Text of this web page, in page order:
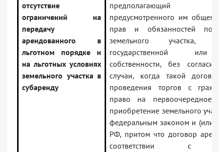
отсутствие
ограничений на
передачу
арендованного в
льготном порядке и
на льготных условиях
земельного участка в
субаренду
предполагающий
предусмотренного им
прав и обязанностей по
земельного участка,
государственной или
собственности, без
случаи, когда такой
проведения торгов с
право на первоочередное
приобретение земельного
федеральным законом и (или)
РФ, притом что договор
соответствии с